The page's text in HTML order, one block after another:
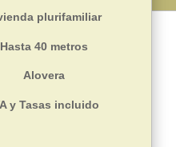
plurifamiliar
Hasta 40 metros
Alovera
y Tasas incluido